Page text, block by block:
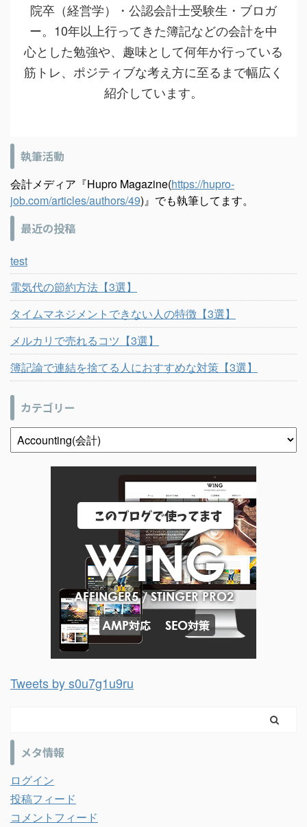
院卒（経営学）・公認会計士受験生・ブロガ
ー。10年以上行ってきた簿記などの会計を中
心とした勉強や、趣味として何年か行っている
筋トレ、ポジティブな考え方に至るまで幅広く
紹介しています。
執筆活動
会計メディア『Hupro Magazine(https://hupro-
job.com/articles/authors/49)』でも執筆してます。
最近の投稿
test
電気代の節約方法【3選】
タイムマネジメントできない人の特徴【3選】
メルカリで売れるコツ【3選】
簿記論で連結を捨てる人におすすめな対策【3選】
カテゴリー
Tweets by s0u7g1u9ru
メタ情報
ログイン
投稿フィード
コメントフィード